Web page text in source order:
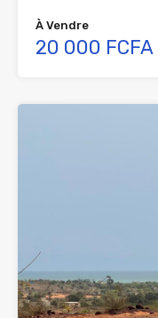
À Vendre
20 000 FCFA